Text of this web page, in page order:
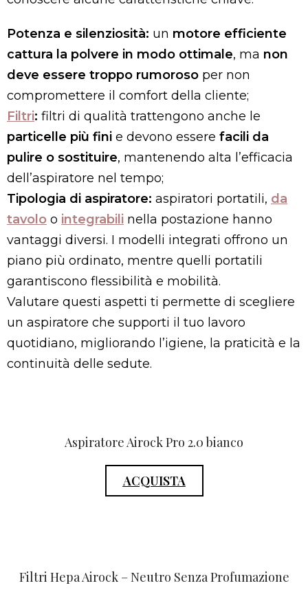
Potenza e silenziosità: un motore efficiente
cattura la polvere in modo ottimale, ma non
deve essere troppo rumoroso per non
compromettere il comfort della cliente;
Filtri: filtri di qualità trattengono anche le
particelle più fini e devono essere facili da
pulire o sostituire, mantenendo alta l’efficacia
dell’aspiratore nel tempo;
Tipologia di aspiratore: aspiratori portatili, da
tavolo o integrabili nella postazione hanno
vantaggi diversi. I modelli integrati offrono un
piano più ordinato, mentre quelli portatili
garantiscono flessibilità e mobilità.
Valutare questi aspetti ti permette di scegliere
un aspiratore che supporti il tuo lavoro
quotidiano, migliorando l’igiene, la praticità e la
continuità delle sedute.
Aspiratore Airock Pro 2.0 bianco
ACQUISTA
Filtri Hepa Airock – Neutro Senza Profumazione